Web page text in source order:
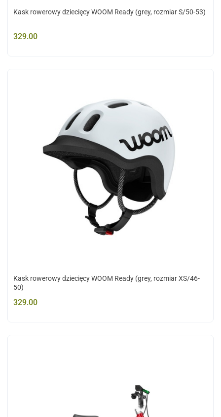
Kask rowerowy dziecięcy WOOM Ready (grey, rozmiar S/50-53)
329.00
Kask rowerowy dziecięcy WOOM Ready (grey, rozmiar XS/46-
50)
329.00